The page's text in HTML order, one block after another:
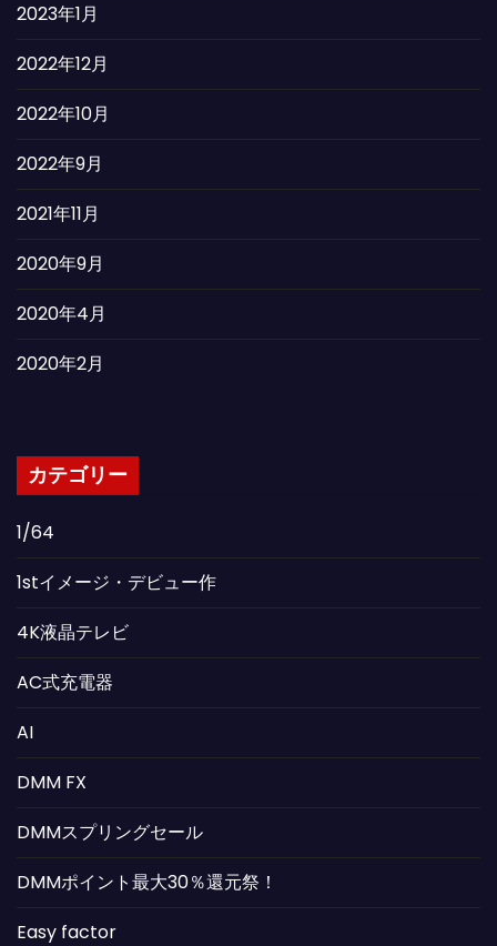
2023年1月
2022年12月
2022年10月
2022年9月
2021年11月
2020年9月
2020年4月
2020年2月
カテゴリー
1/64
1stイメージ・デビュー作
4K液晶テレビ
AC式充電器
AI
DMM FX
DMMスプリングセール
DMMポイント最大30％還元祭！
Easy factor